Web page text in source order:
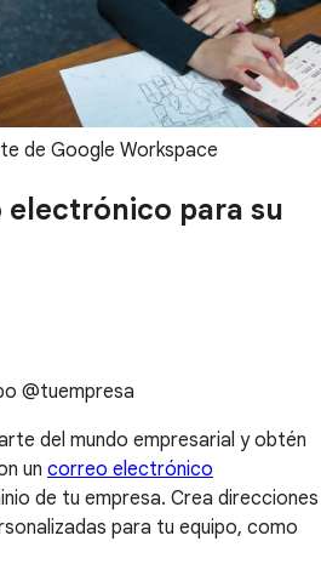
de Google Workspace
para su
@tuempresa
del mundo empresarial y obtén
un correo electrónico
de tu empresa. Crea direcciones
para tu equipo, como